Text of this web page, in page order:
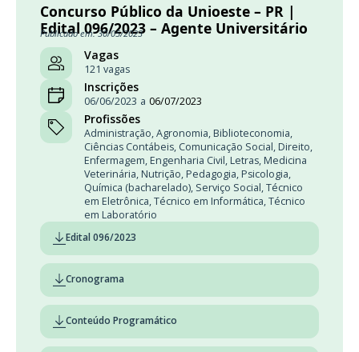
Concurso Público da Unioeste – PR |
Edital 096/2023 – Agente Universitário
Publicado em: 30/05/2023
Vagas
121 vagas
Inscrições
06/06/2023 a 06/07/2023
Profissões
Administração,Agronomia, Biblioteconomia,
Ciências Contábeis, Comunicação Social, Direito,
Enfermagem, Engenharia Civil, Letras, Medicina
Veterinária, Nutrição, Pedagogia, Psicologia,
Química (bacharelado), Serviço Social,Técnico
em Eletrônica,Técnico em Informática,Técnico
em Laboratório
Edital 096/2023
Cronograma
Conteúdo Programático